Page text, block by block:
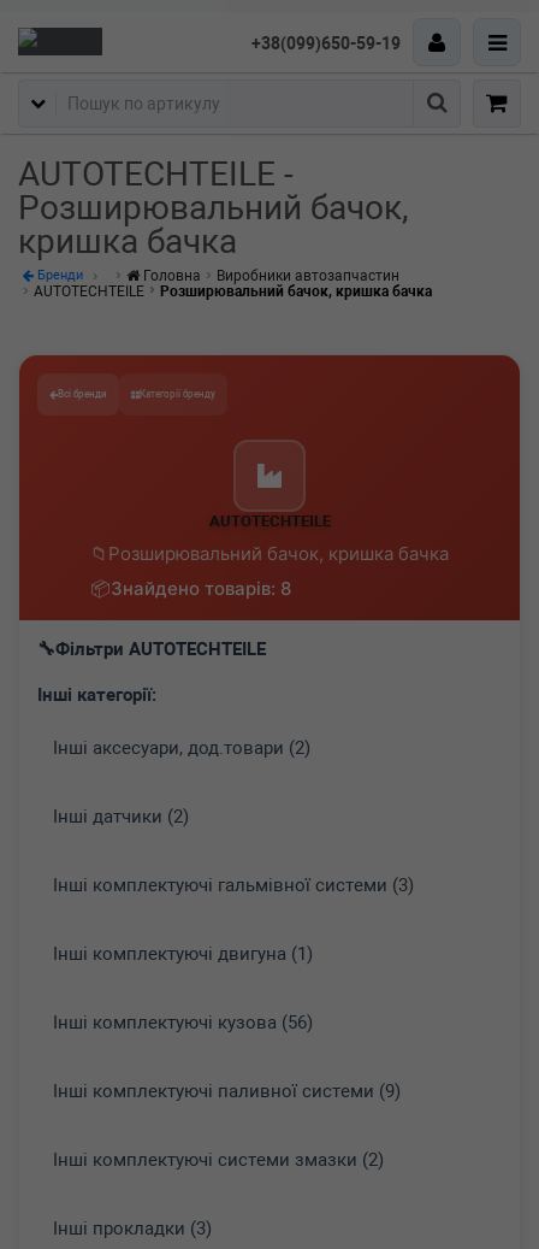
+38(099)650-59-19
Пошук
AUTOTECHTEILE -
Розширювальний бачок,
кришка бачка
Бренди Головна
Виробники автозапчастин
AUTOTECHTEILE
Розширювальний бачок, кришка бачка
Всі бренди Категорії бренду
AUTOTECHTEILE
Розширювальний бачок, кришка бачка
Знайдено товарів: 8
Фільтри AUTOTECHTEILE
Інші категорії:
Інші аксесуари, дод.товари (2)
Інші датчики (2)
Інші комплектуючі гальмівної системи (3)
Інші комплектуючі двигуна (1)
Інші комплектуючі кузова (56)
Інші комплектуючі паливної системи (9)
Інші комплектуючі системи змазки (2)
Інші прокладки (3)